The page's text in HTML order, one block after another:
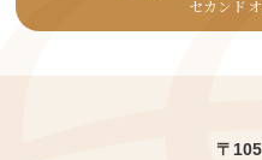
セカンド
〒